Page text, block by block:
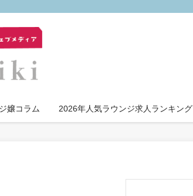
嬢コラム 2026年人気ラウンジ求人ランキング